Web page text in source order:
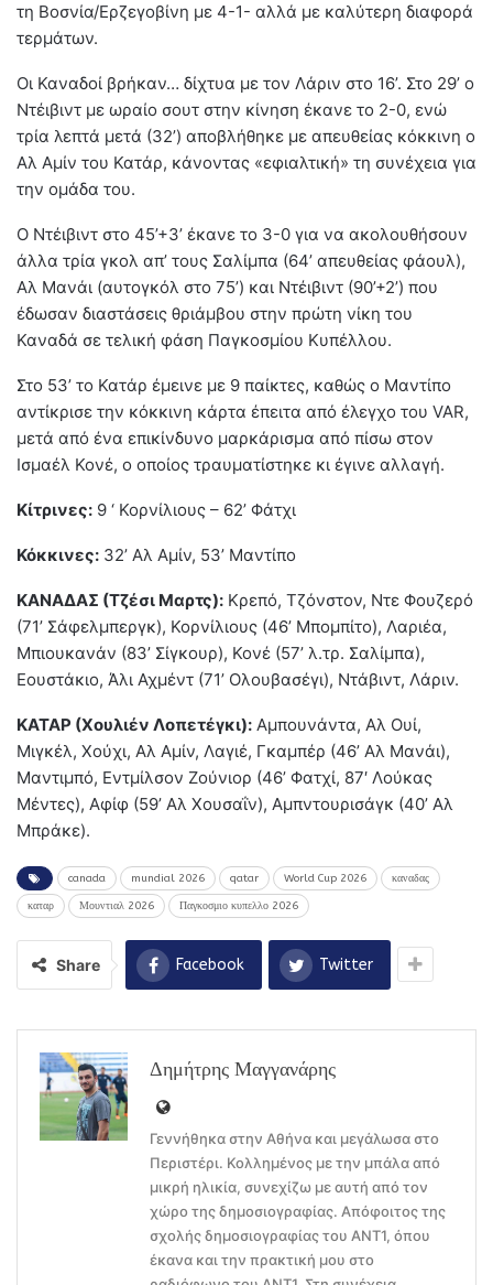
τη Βοσνία/Ερζεγοβίνη με 4-1- αλλά με καλύτερη διαφορά
τερμάτων.
Οι Καναδοί βρήκαν… δίχτυα με τον Λάριν στο 16’. Στο 29’ ο
Ντέιβιντ με ωραίο σουτ στην κίνηση έκανε το 2-0, ενώ
τρία λεπτά μετά (32’) αποβλήθηκε με απευθείας κόκκινη ο
Αλ Αμίν του Κατάρ, κάνοντας «εφιαλτική» τη συνέχεια για
την ομάδα του.
Ο Ντέιβιντ στο 45’+3’ έκανε το 3-0 για να ακολουθήσουν
άλλα τρία γκολ απ’ τους Σαλίμπα (64’ απευθείας φάουλ),
Αλ Μανάι (αυτογκόλ στο 75’) και Ντέιβιντ (90’+2’) που
έδωσαν διαστάσεις θριάμβου στην πρώτη νίκη του
Καναδά σε τελική φάση Παγκοσμίου Κυπέλλου.
Στο 53’ το Κατάρ έμεινε με 9 παίκτες, καθώς ο Μαντίπο
αντίκρισε την κόκκινη κάρτα έπειτα από έλεγχο του VAR,
μετά από ένα επικίνδυνο μαρκάρισμα από πίσω στον
Ισμαέλ Κονέ, ο οποίος τραυματίστηκε κι έγινε αλλαγή.
Κίτρινες: 9 ‘ Κορνίλιους – 62’ Φάτχι
Κόκκινες: 32’ Αλ Αμίν, 53’ Μαντίπο
ΚΑΝΑΔΑΣ (Τζέσι Μαρτς): Κρεπό, Τζόνστον, Ντε Φουζερό
(71’ Σάφελμπεργκ), Κορνίλιους (46’ Μπομπίτο), Λαριέα,
Μπιουκανάν (83’ Σίγκουρ), Κονέ (57’ λ.τρ. Σαλίμπα),
Εουστάκιο, Άλι Αχμέντ (71’ Ολουβασέγι), Ντάβιντ, Λάριν.
ΚΑΤΑΡ (Χουλιέν Λοπετέγκι): Αμπουνάντα, Αλ Ουί,
Μιγκέλ, Χούχι, Αλ Αμίν, Λαγιέ, Γκαμπέρ (46’ Αλ Μανάι),
Μαντιμπό, Εντμίλσον Ζούνιορ (46’ Φατχί, 87′ Λούκας
Μέντες), Αφίφ (59’ Αλ Χουσαΐν), Αμπντουρισάγκ (40’ Αλ
Μπράκε).
canada mundial 2026 qatar World Cup 2026 καναδας
καταρ Μουντιαλ 2026 Παγκοσμιο κυπελλο 2026
Share Facebook Twitter
Δημήτρης Μαγγανάρης
Γεννήθηκα στην Αθήνα και μεγάλωσα στο
Περιστέρι. Κολλημένος με την μπάλα από
μικρή ηλικία, συνεχίζω με αυτή από τον
χώρο της δημοσιογραφίας. Απόφοιτος της
σχολής δημοσιογραφίας του ΑΝΤ1, όπου
έκανα και την πρακτική μου στο